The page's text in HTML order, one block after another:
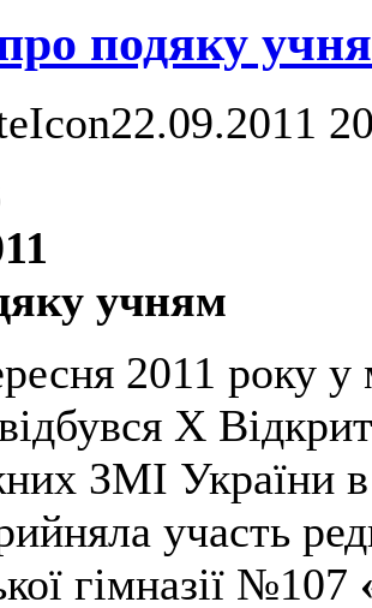
подяку
22.09.2011
учням
2011 року у
Х
ЗМІ України
участь
гімназії №107